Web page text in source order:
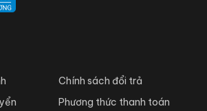
Chính sách đổi trả
Phương thức thanh toán